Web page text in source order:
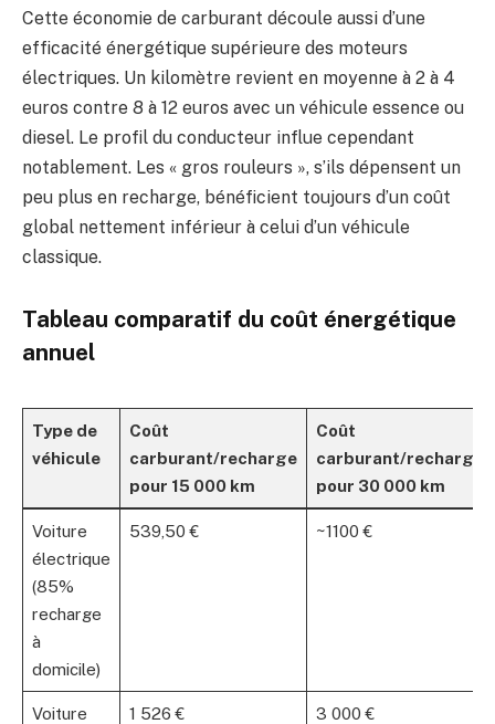
Cette économie de carburant découle aussi d’une
efficacité énergétique supérieure des moteurs
électriques. Un kilomètre revient en moyenne à 2 à 4
euros contre 8 à 12 euros avec un véhicule essence ou
diesel. Le profil du conducteur influe cependant
notablement. Les « gros rouleurs », s’ils dépensent un
peu plus en recharge, bénéficient toujours d’un coût
global nettement inférieur à celui d’un véhicule
classique.
Tableau comparatif du coût énergétique
annuel
Type de
véhicule
Coût
carburant/recharge
pour 15 000 km
Coût
carburant/recharge
pour 30 000 km
Voiture
électrique
(85%
recharge
à
domicile)
539,50 € ~1100 €
Voiture
1 526 € 3 000 €